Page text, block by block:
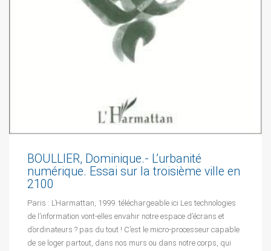
BOULLIER, Dominique.- L’urbanité
numérique. Essai sur la troisième ville en
2100
Paris : L’Harmattan, 1999. téléchargeable ici Les technologies
de l’information vont-elles envahir notre espace d’écrans et
d’ordinateurs ? pas du tout ! C’est le micro-processeur capable
de se loger partout, dans nos murs ou dans notre corps, qui